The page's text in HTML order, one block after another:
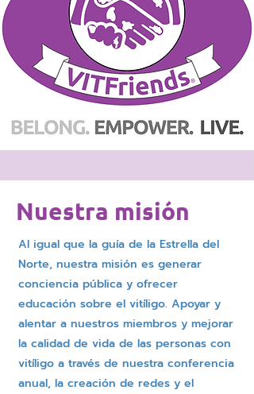
Nuestra misión
Al igual que la guía de la Estrella del
Norte, nuestra misión es generar
conciencia pública y ofrecer
educación sobre el vitíligo. Apoyar y
alentar a nuestros miembros y mejorar
la calidad de vida de las personas con
vitíligo a través de nuestra conferencia
anual, la creación de redes y el